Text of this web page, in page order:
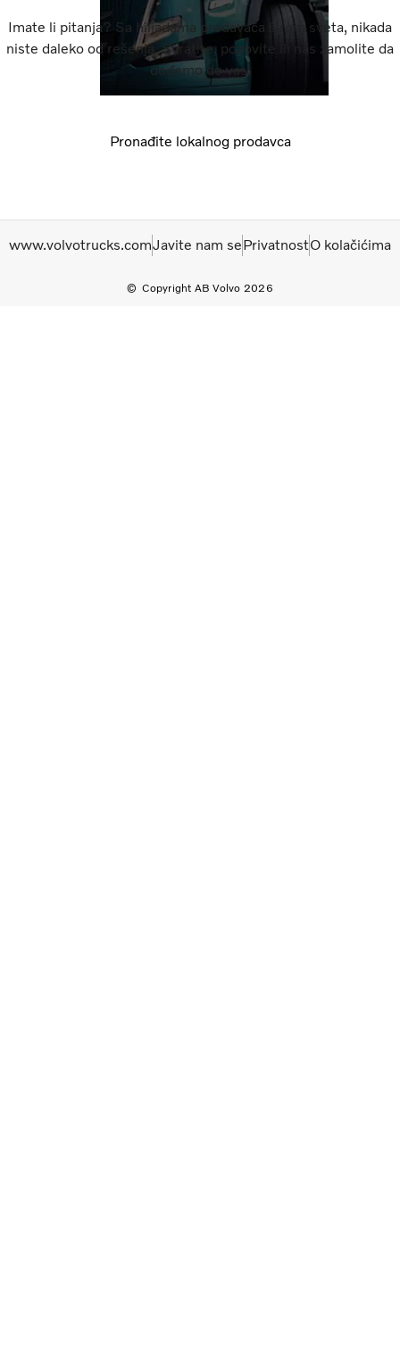
Imate li pitanja? Sa hiljadama prodavaca širom sveta, nikada
niste daleko od rešenja. Svratite, pozovite ili nas zamolite da
dođemo do vas.
Pronađite lokalnog prodavca
Copyright AB Volvo 2026
www.volvotrucks.comJavite nam sePrivatnostO kolačićima